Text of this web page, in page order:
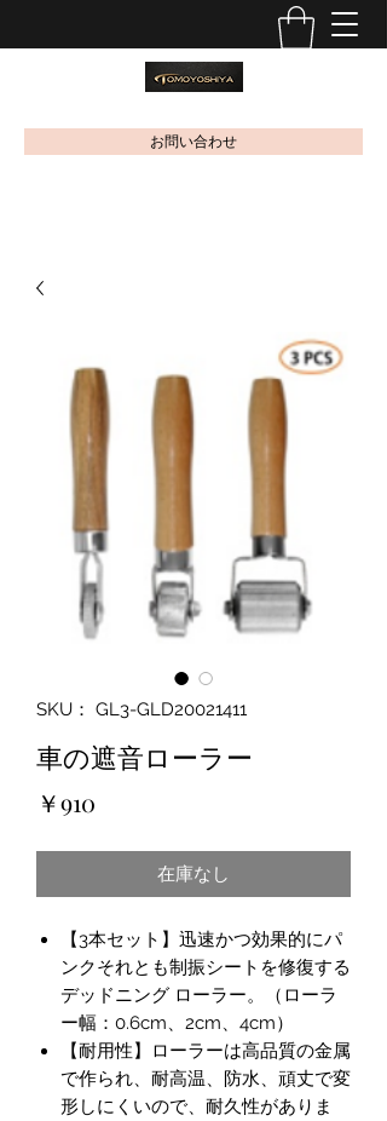
お問い合わせ
SKU： GL3-GLD20021411
車の遮音ローラー
￥910
在庫なし
【3本セット】迅速かつ効果的にパ
ンクそれとも制振シートを修復する
デッドニング ローラー。（ローラ
ー幅：0.6cm、2cm、4cm）
【耐用性】ローラーは高品質の金属
で作られ、耐高温、防水、頑丈で変
形しにくいので、耐久性がありま